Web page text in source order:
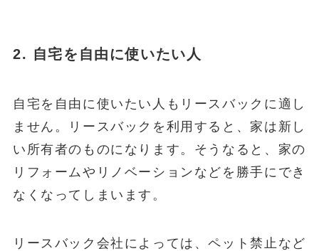
2. 自宅を自由に使いたい人
自宅を自由に使いたい人もリースバックに適し
ません。リースバックを利用すると、家は新し
い所有者のものになります。そうなると、家の
リフォームやリノベーションなどを勝手にでき
なくなってしまいます。
リースバック会社によっては、ペット禁止など